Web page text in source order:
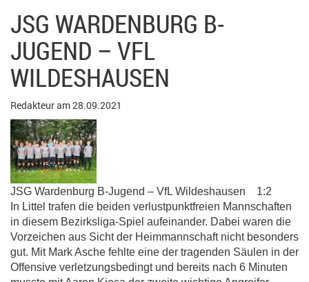
JSG WARDENBURG B-
JUGEND – VFL
WILDESHAUSEN
Redakteur am 28.09.2021
JSG Wardenburg B-Jugend – VfL Wildeshausen 1:2
In Littel trafen die beiden verlustpunktfreien Mannschaften
in diesem Bezirksliga-Spiel aufeinander. Dabei waren die
Vorzeichen aus Sicht der Heimmannschaft nicht besonders
gut. Mit Mark Asche fehlte eine der tragenden Säulen in der
Offensive verletzungsbedingt und bereits nach 6 Minuten